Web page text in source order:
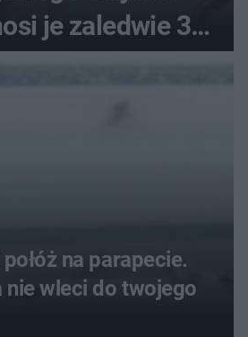
je zaledwie 3
kobiety
na parapecie.
nie wleci do twojego